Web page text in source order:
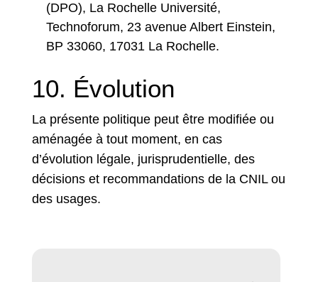
(DPO), La Rochelle Université,
Technoforum, 23 avenue Albert Einstein,
BP 33060, 17031 La Rochelle.
10. Évolution
La présente politique peut être modifiée ou
aménagée à tout moment, en cas
d’évolution légale, jurisprudentielle, des
décisions et recommandations de la CNIL ou
des usages.